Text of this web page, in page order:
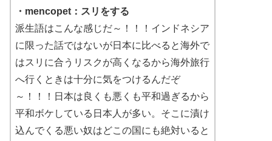
・mencopet：スリをする
派生語はこんな感じだ～！！！インドネシア
に限った話ではないが日本に比べると海外で
はスリに合うリスクが高くなるから海外旅行
へ行くときは十分に気をつけるんだぞ
～！！！日本は良くも悪くも平和過ぎるから
平和ボケしている日本人が多い。そこに漬け
込んでくる悪い奴はどこの国にも絶対いると